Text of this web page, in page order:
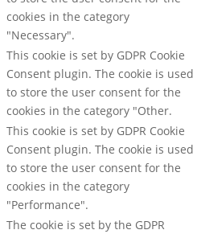
cookies in the category
"Necessary".
This cookie is set by GDPR Cookie
Consent plugin. The cookie is used
to store the user consent for the
cookies in the category "Other.
This cookie is set by GDPR Cookie
Consent plugin. The cookie is used
to store the user consent for the
cookies in the category
"Performance".
The cookie is set by the GDPR